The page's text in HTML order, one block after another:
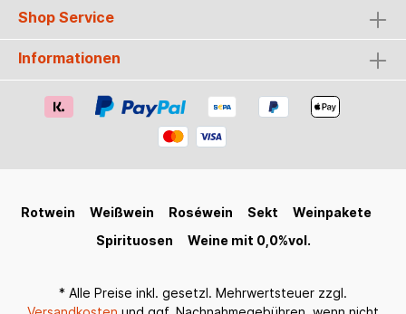
Schwefeldioxid Brennwert: 100kj / 24kcal Fett /
davon ungesättigte Fettsäuren: <0,01g / <0,01g
Kohlenhydrate / davon Zucker: 5,4g / 4,9g Eiweiß:
<0,01g Salz: < 0,1g Maybach - Weiss:
Antioxidationsmittel: Schwefeldioxid Brennwert:
Grain d'Envie - Syrah: Syrah (über 99%),
Aromen, Stabilisator: Kaliumsorbat Brennwert:
50kj / 12kcal Fett / davon ungesättigte
Fettsäuren: 0,5g / 0,1g Kohlenhydrate / davon
natürliche Aromen, Kohlendioxid,
Antioxidationsmittel Schwefeldioxid Brennwert:
Shop Service
Informationen
Rotwein Weißwein Roséwein Sekt
Weinpakete
Spirituosen
Weine mit 0,0%vol.
* Alle Preise inkl. gesetzl. Mehrwertsteuer zzgl.